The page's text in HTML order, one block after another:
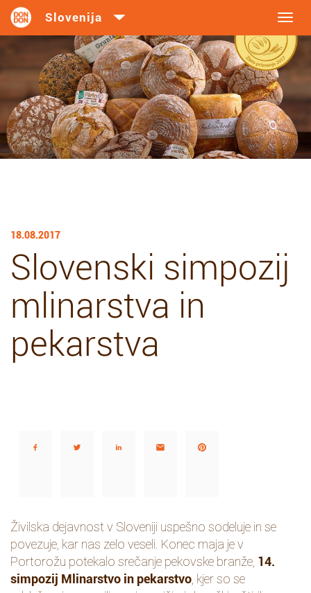
18.08.2017
Slovenski simpozij
mlinarstva in
pekarstva
Živilska dejavnost v Sloveniji uspešno sodeluje in se
povezuje, kar nas zelo veseli. Konec maja je v
Portorožu potekalo srečanje pekovske branže, 14.
simpozij Mlinarstvo in pekarstvo , kjer so se